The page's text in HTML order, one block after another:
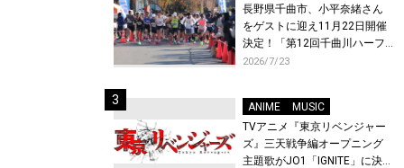
長野県千曲市、小平奈緒さん
をゲストに迎え11月22日開催
決定！「第12回千曲川ハーフ
マラソン」エントリー受付開
2026/7/23
ANIME
MUSIC
TVアニメ『東京リベンジャー
ズ』三天戦争編オープニング
主題歌がJO1「IGNITE」に決